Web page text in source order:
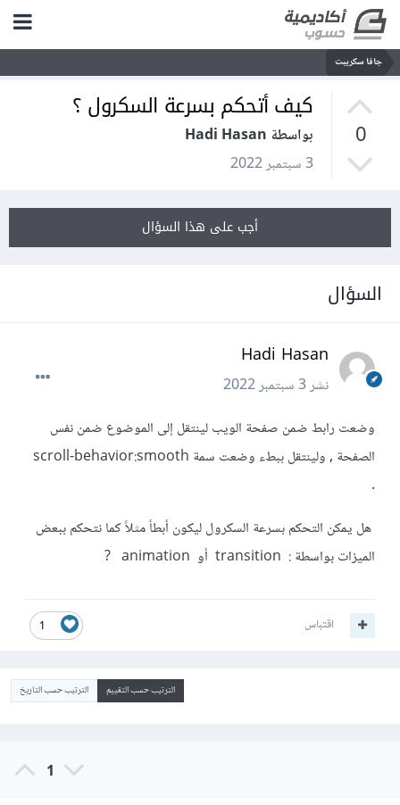
جافا سكريبت
0
كيف أتحكم بسرعة السكرول ؟
بواسطة Hadi Hasan
3 سبتمبر 2022
أجب على هذا السؤال
السؤال
Hadi Hasan
نشر3 سبتمبر 2022
وضعت رابط ضمن صفحة الويب لينتقل إلى الموضوع ضمن نفس
الصفحة , ولينتقل ببطء وضعت سمة scroll-behavior:smooth
هل يمكن التحكم بسرعة السكرول ليكون أبطأ مثلاً كما نتحكم ببعض
الميزات بواسطة : transition أو animation ?
1 اقتباس
الترتيب حسب التقييم الترتيب حسب التاريخ
1